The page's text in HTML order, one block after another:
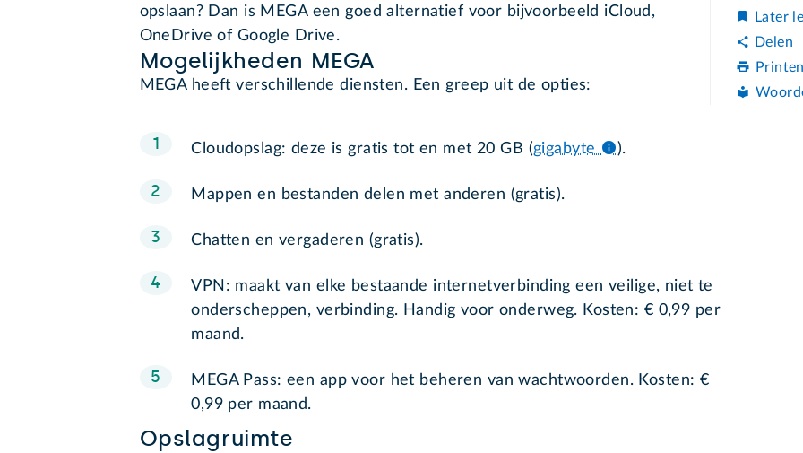
opslaan? Dan is MEGA een goed alternatief voor bijvoorbeeld iCloud,
OneDrive of Google Drive.
Mogelijkheden MEGA
MEGA heeft verschillende diensten. Een greep uit de opties:
Cloudopslag: deze is gratis tot en met 20 GB (gigabyte ).
Mappen en bestanden delen met anderen (gratis).
Chatten en vergaderen (gratis).
VPN: maakt van elke bestaande internetverbinding een veilige, niet te
onderscheppen, verbinding. Handig voor onderweg. Kosten: € 0,99 per
maand.
MEGA Pass: een app voor het beheren van wachtwoorden. Kosten: €
0,99 per maand.
Opslagruimte
Later
Delen